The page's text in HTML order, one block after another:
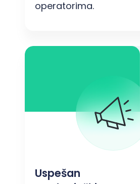
operatorima.
Uspešan